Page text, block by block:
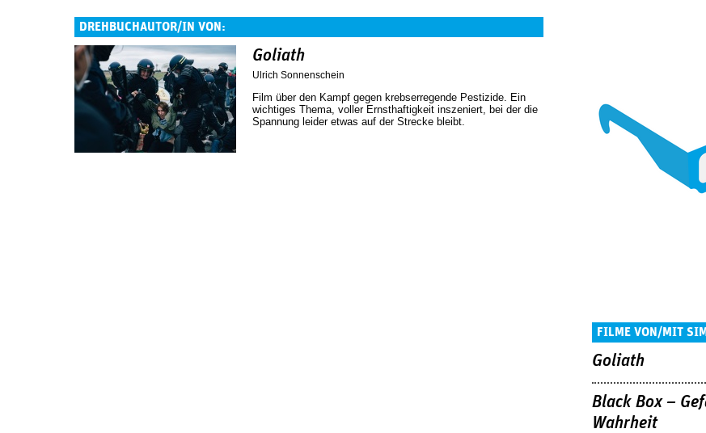
DREHBUCHAUTOR/IN VON:
Goliath
Ulrich Sonnenschein
Film über den Kampf gegen krebserregende Pestizide. Ein
wichtiges Thema, voller Ernsthaftigkeit inszeniert, bei der die
Spannung leider etwas auf der Strecke bleibt.
FILME VON/MIT
Goliath
Black Box –
Wahrheit